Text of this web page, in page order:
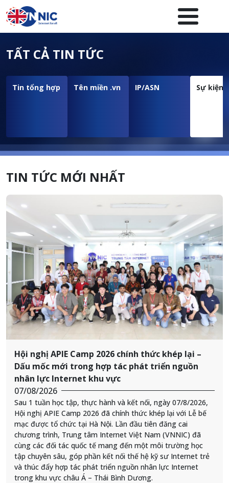
Nhảy đến nội dung
Menuheader của website
TẤT CẢ TIN TỨC
Tin tổng hợp Tên miền .vn IP/ASN Sự kiện
TIN TỨC MỚI NHẤT
Hội nghị APIE Camp 2026 chính thức khép lại –
Dấu mốc mới trong hợp tác phát triển nguồn
nhân lực Internet khu vực
07/08/2026
Sau 1 tuần học tập, thực hành và kết nối, ngày 07/8/2026,
Hội nghị APIE Camp 2026 đã chính thức khép lại với Lễ bế
mạc được tổ chức tại Hà Nội. Lần đầu tiên đăng cai
chương trình, Trung tâm Internet Việt Nam (VNNIC) đã
cùng các đối tác quốc tế mang đến một môi trường học
tập chuyên sâu, góp phần kết nối thế hệ kỹ sư Internet trẻ
và thúc đẩy hợp tác phát triển nguồn nhân lực Internet
trong khu vực châu Á – Thái Bình Dương.